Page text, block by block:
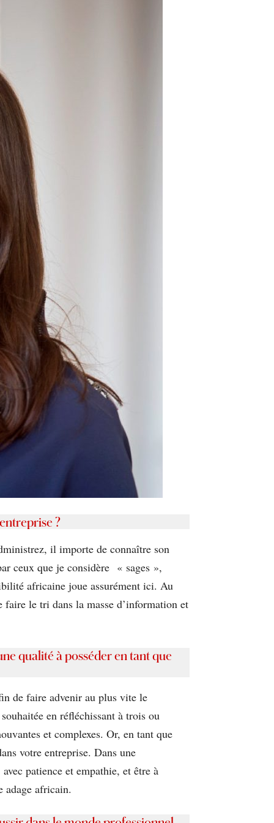
?
il importe de connaître son
ceux que je considère « sages »,
africaine joue assurément ici. Au
faire le tri dans la masse d’information et
qualité à posséder en tant que
de faire advenir au plus vite le
en réfléchissant à trois ou
et complexes. Or, en tant que
votre entreprise. Dans une
patience et empathie, et être à
adage africain.